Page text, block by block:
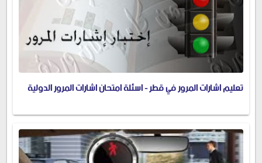
تعليم اشارات المرور في قطر - اسئلة امتحان اشارات المرور الدولية